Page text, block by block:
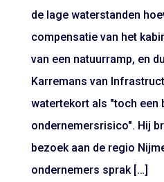
de lage waterstanden
compensatie van het
van een natuurramp, en
Karremans van
watertekort als "toch een
ondernemersrisico". Hij
bezoek aan de regio
ondernemers sprak […]